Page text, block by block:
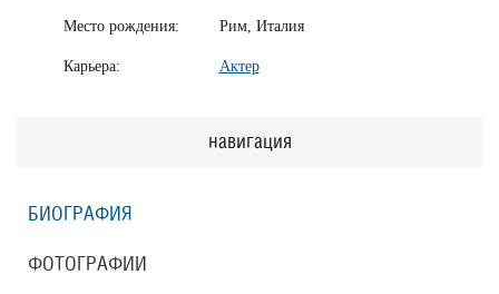
Место рождения: Рим, Италия
Карьера: Актер
навигация
БИОГРАФИЯ
ФОТОГРАФИИ